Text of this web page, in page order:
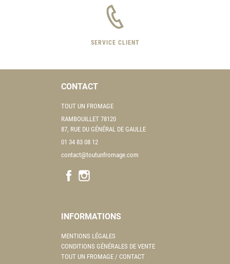
SERVICE CLIENT
CONTACT
TOUT UN FROMAGE
RAMBOUILLET 78120
87, RUE DU GÉNÉRAL DE GAULLE
01 34 83 08 12
contact@toutunfromage.com
INFORMATIONS
MENTIONS LÉGALES
CONDITIONS GÉNÉRALES DE VENTE
TOUT UN FROMAGE / CONTACT